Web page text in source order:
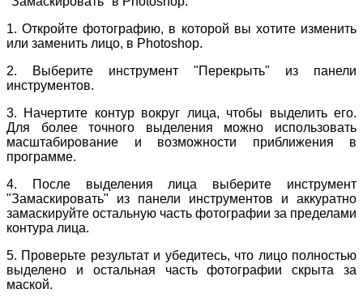
1. Откройте фотографию, в которой вы хотите изменить
или заменить лицо, в Photoshop.
2. Выберите инструмент "Перекрыть" из панели
инструментов.
3. Начертите контур вокруг лица, чтобы выделить его.
Для более точного выделения можно использовать
масштабирование и возможности приближения в
программе.
4. После выделения лица выберите инструмент
"Замаскировать" из панели инструментов и аккуратно
замаскируйте остальную часть фотографии за пределами
контура лица.
5. Проверьте результат и убедитесь, что лицо полностью
выделено и остальная часть фотографии скрыта за
маской.